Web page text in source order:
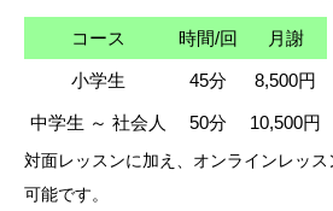
コース 時間/回 月謝
小学生 45分 8,500円
中学生 ～ 社会人 50分 10,500円
対面レッスンに加え、オンラインレッ
可能です。